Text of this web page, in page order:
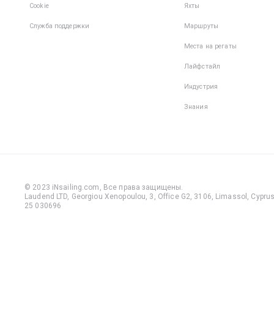
Cookie
Служба поддержки
Яхты
Маршруты
Места на регаты
Лайфстайл
Индустрия
Знания
© 2023 iNsailing.com, Все права защищены.
Laudend LTD, Georgiou Xenopoulou, 3, Office G2, 3106, Limassol,
25 030696